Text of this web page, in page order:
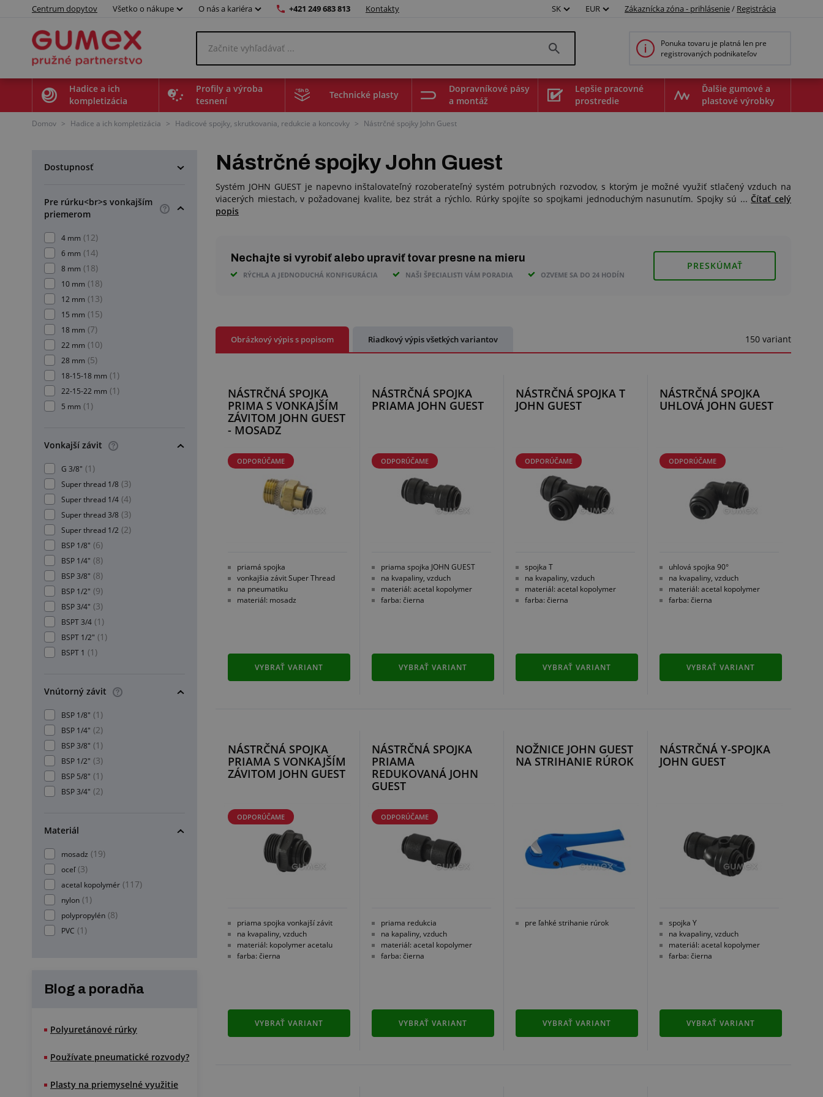
Centrum dopytov Všetko o nákupe O nás a kariéra +421 249 683 813 Kontakty SK EUR Zákaznícka zóna - prihlásenie/ Registrácia
Ponuka tovaru je platná len pre
registrovaných podnikateľov
Hadice a ich
kompletizácia
Profily a výroba
tesnení
Technické plasty
Dopravníkové pásy
a montáž
Lepšie pracovné
prostredie
Ďalšie gumové a
plastové výrobky
Domov > Hadice a ich kompletizácia > Hadicové spojky, skrutkovania, redukcie a koncovky > Nástrčné spojky John Guest
Dostupnosť
Pre rúrku<br>s vonkajším
priemerom
4 mm (12)
6 mm (14)
8 mm (18)
10 mm (18)
12 mm (13)
15 mm (15)
18 mm (7)
22 mm (10)
28 mm (5)
18-15-18 mm (1)
22-15-22 mm (1)
5 mm (1)
Vonkajší závit
G 3/8" (1)
Super thread 1/8 (3)
Super thread 1/4 (4)
Super thread 3/8 (3)
Super thread 1/2 (2)
BSP 1/8" (6)
BSP 1/4" (8)
BSP 3/8" (8)
BSP 1/2" (9)
BSP 3/4" (3)
BSPT 3/4 (1)
BSPT 1/2" (1)
BSPT 1 (1)
Vnútorný závit
BSP 1/8" (1)
BSP 1/4" (2)
BSP 3/8" (1)
BSP 1/2" (3)
BSP 5/8" (1)
BSP 3/4" (2)
Materiál
mosadz (19)
oceľ(3)
acetal kopolymér (117)
nylon (1)
polypropylén (8)
PVC (1)
Blog a poradňa
Polyuretánové rúrky
Používate pneumatické rozvody?
Plasty na priemyselné využitie
Nástrčné spojky John Guest
Systém JOHN GUEST je napevno inštalovateľný rozoberateľný systém potrubných rozvodov, s ktorým je možné využiť stlačený vzduch na
viacerých miestach, v požadovanej kvalite, bez strát a rýchlo. Rúrky spojíte so spojkami jednoduchým nasunutím. Spojky sú ... Čítať celý
popis
Nechajte si vyrobiť alebo upraviť tovar presne na mieru
RÝCHLA A JEDNODUCHÁ KONFIGURÁCIA NAŠI ŠPECIALISTI VÁM PORADIA OZVEME SA DO 24 HODÍN
PRESKÚMAŤ
Obrázkový výpis s popisom Riadkový výpis všetkých variantov 150 variant
NÁSTRČNÁ SPOJKA
PRIMA S VONKAJŠÍM
ZÁVITOM JOHN GUEST
- MOSADZ
ODPORÚČAME
priamá spojka
vonkajšia závit Super Thread
na pneumatiku
materiál: mosadz
VYBRAŤ VARIANT
NÁSTRČNÁ SPOJKA
PRIAMA JOHN GUEST
ODPORÚČAME
priama spojka JOHN GUEST
na kvapaliny, vzduch
materiál: acetal kopolymer
farba: čierna
VYBRAŤ VARIANT
NÁSTRČNÁ SPOJKA T
JOHN GUEST
ODPORÚČAME
spojka T
na kvapaliny, vzduch
materiál: acetal kopolymer
farba: čierna
VYBRAŤ VARIANT
NÁSTRČNÁ SPOJKA
UHLOVÁ JOHN GUEST
ODPORÚČAME
uhlová spojka 90°
na kvapaliny, vzduch
materiál: acetal kopolymer
farba: čierna
VYBRAŤ VARIANT
NÁSTRČNÁ SPOJKA
PRIAMA S VONKAJŠÍM
ZÁVITOM JOHN GUEST
ODPORÚČAME
priama spojka vonkajší závit
na kvapaliny, vzduch
materiál: kopolymer acetalu
farba: čierna
VYBRAŤ VARIANT
NÁSTRČNÁ SPOJKA
PRIAMA
REDUKOVANÁ JOHN
GUEST
ODPORÚČAME
priama redukcia
na kapaliny, vzduch
materiál: acetal kopolymer
farba: čierna
VYBRAŤ VARIANT
NOŽNICE JOHN GUEST
NA STRIHANIE RÚROK
pre ľahké strihanie rúrok
VYBRAŤ VARIANT
NÁSTRČNÁ Y-SPOJKA
JOHN GUEST
spojka Y
na kvapaliny, vzduch
materiál: acetal kopolymer
farba: čierna
VYBRAŤ VARIANT